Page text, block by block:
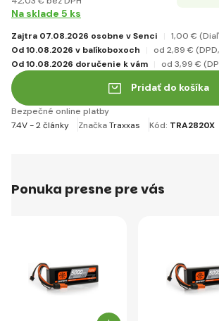
Na sklade 5 ks
Zajtra 07.08.2026 osobne v Senci 1,00 €
Od 10.08.2026 v balíkoboxoch
od 2,89 €
Od 10.08.2026 doručenie k vám
od 3,99 €
Pridať do košíka
Bezpečné online platby
7.4V - 2 články
ZnačkaTraxxas Kód: TRA2820X
Ponuka presne pre vás